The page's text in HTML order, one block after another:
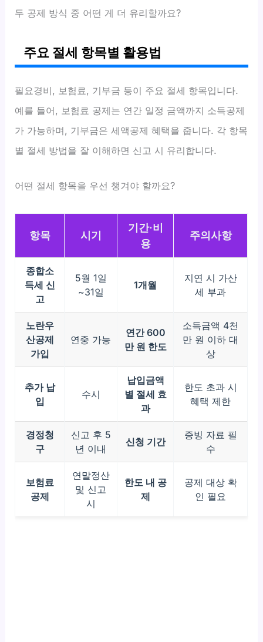
두 공제 방식 중 어떤 게 더 유리할까요?
주요 절세 항목별 활용법
필요경비, 보험료, 기부금 등이 주요 절세 항목입니다.
예를 들어, 보험료 공제는 연간 일정 금액까지 소득공제
가 가능하며, 기부금은 세액공제 혜택을 줍니다. 각 항목
별 절세 방법을 잘 이해하면 신고 시 유리합니다.
어떤 절세 항목을 우선 챙겨야 할까요?
항목 시기
기간·비
용
주의사항
종합소
득세 신
고
5월 1일
~31일
1개월
지연 시 가산
세 부과
노란우
산공제
가입
연중 가능
연간 600
만 원 한도
소득금액 4천
만 원 이하 대
상
추가 납
입
수시
납입금액
별 절세 효
과
한도 초과 시
혜택 제한
경정청
구
신고 후 5
년 이내
신청 기간
증빙 자료 필
수
보험료
공제
연말정산
및 신고
시
한도 내 공
제
공제 대상 확
인 필요